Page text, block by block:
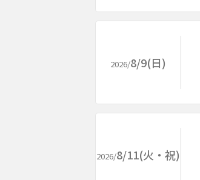
2026/8/9(日)
2026/8/11(火・祝)